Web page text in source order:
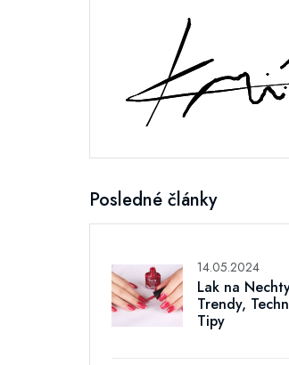
Posledné články
14.05.2024
Lak na
Trendy,
Tipy